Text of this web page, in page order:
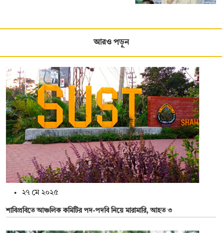
আরও পড়ুন
২৭ মে ২০২৫
শাবিপ্রবিতে আঞ্চলিক কমিটির পদ-পদবি নিয়ে মারামারি, আহত ৩